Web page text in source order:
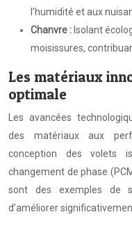
l’humidité et aux
Chanvre : Isolant
moisissures,
Les matériaux
optimale
Les avancées
des matériaux aux
conception des volets
changement de phase
sont des exemples de
d’améliorer